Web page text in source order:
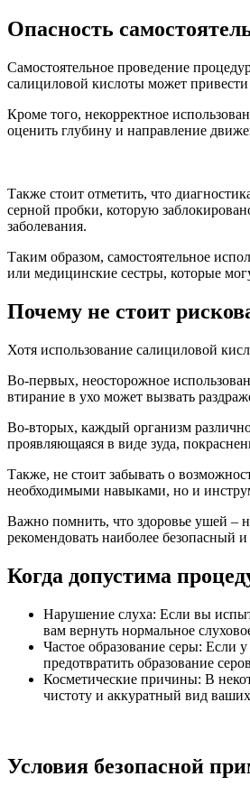
Опасность
Самостоятельное проведение
салициловой кислоты может
Кроме того, некорректное
оценить глубину и направление
Также стоит отметить, что
серной пробки, которую
заболевания.
Таким образом, самостоятельное
или медицинские сестры, которые
Почему не стоит
Хотя использование салициловой
Во-первых, неосторожное
втирание в ухо может вызвать
Во-вторых, каждый организм
проявляющаяся в виде зуда,
Также, не стоит забывать о
необходимыми навыками, но и
Важно помнить, что здоровье ушей –
рекомендовать наиболее безопасный
Когда допустима
Нарушение слуха: Если вы
вам вернуть нормальное
Частое образование серы: Если
предотвратить образование
Косметические причины: В
чистоту и аккуратный вид
Условия безопасной